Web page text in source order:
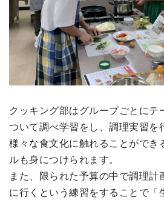
クッキング部はグループごとにテ
ついて調べ学習をし、調理実習を
様々な食文化に触れることができ
ルも身につけられます。
また、限られた予算の中で調理計
に行くという練習をすることで「